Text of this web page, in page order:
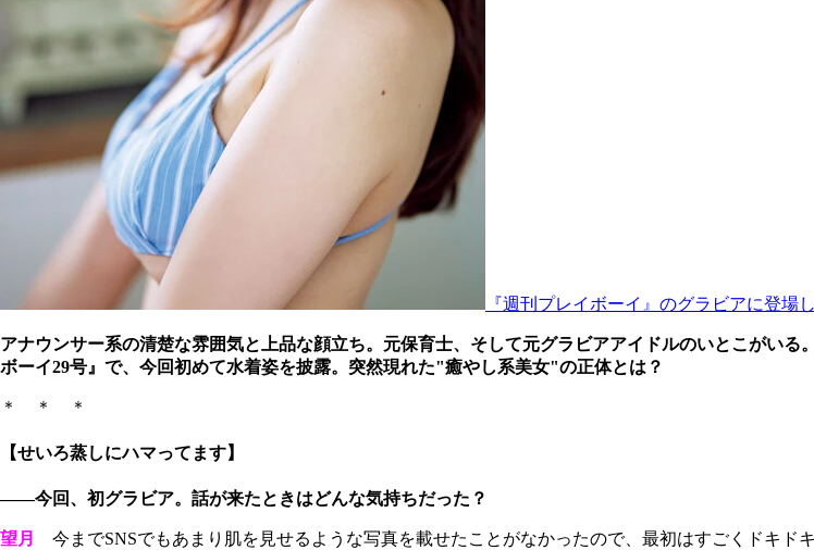
『週刊プレイボーイ』のグラビアに登場
アナウンサー系の清楚な雰囲気と上品な顔立ち。元保育士、そして元グラビアアイドルのいとこがいる
ボーイ29号』で、今回初めて水着姿を披露。突然現れた"癒やし系美女"の正体とは？
＊ ＊ ＊
【せいろ蒸しにハマってます】
――今回、初グラビア。話が来たときはどんな気持ちだった？
望月
今までSNSでもあまり肌を見せるような写真を載せたことがなかったので、最初はすごくドキ